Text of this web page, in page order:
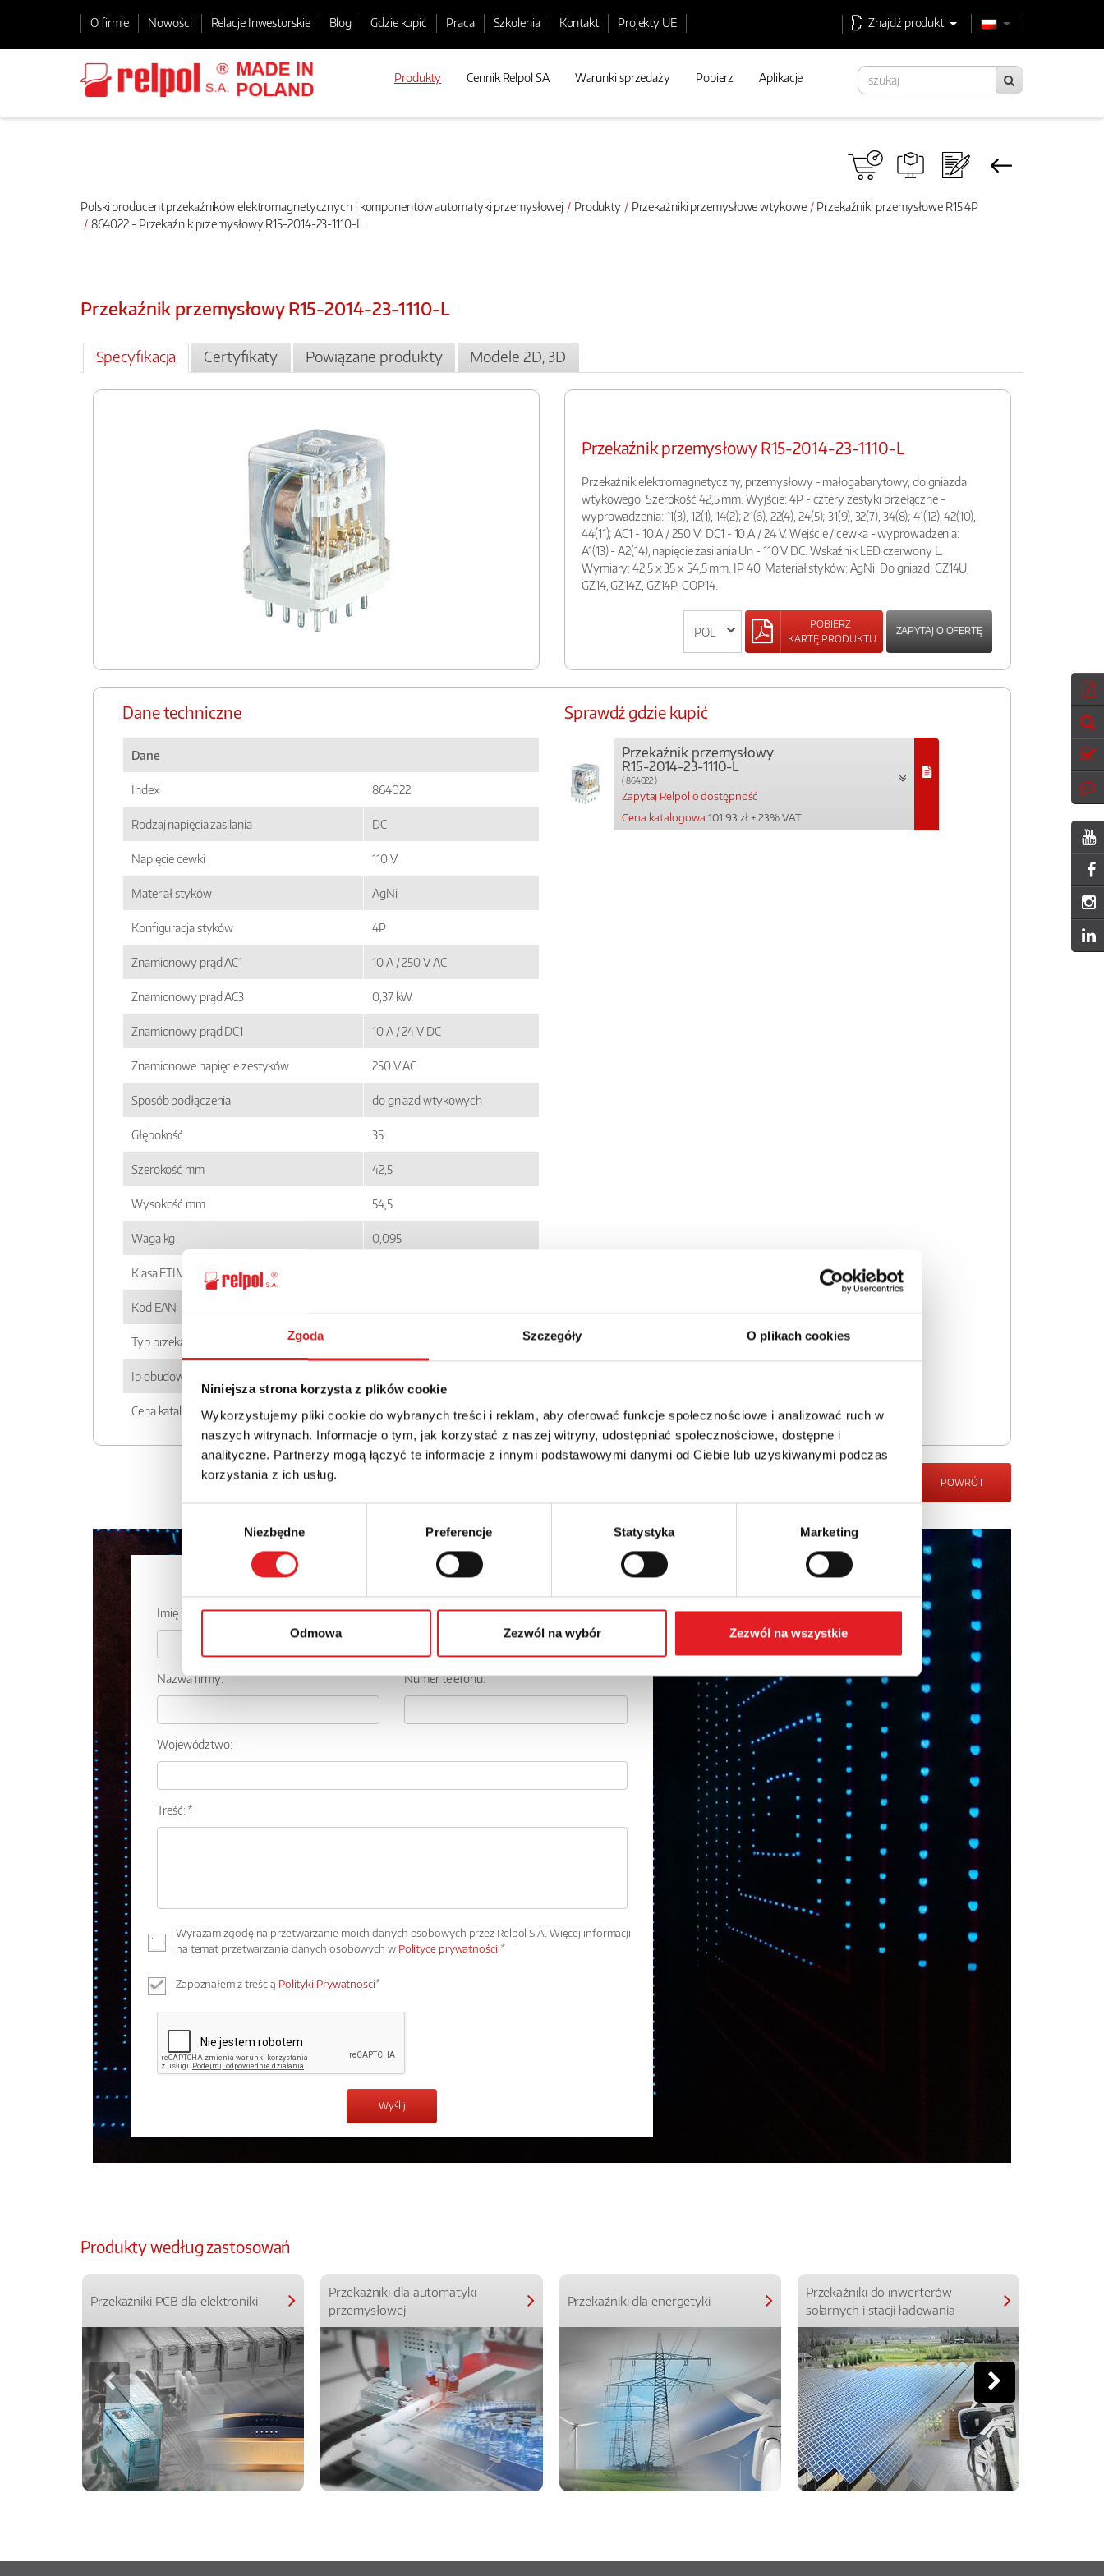
Zgoda Szczegóły O plikach cookies
Niniejsza strona korzysta z plików cookie
Wykorzystujemy pliki cookie do wybranych treści i reklam, aby oferować funkcje społecznościowe i analizować ruch w
naszych witrynach. Informacje o tym, jak korzystać z naszej witryny, udostępniać społecznościowe, dostępne i
analityczne. Partnerzy mogą łączyć te informacje z innymi podstawowymi danymi od Ciebie lub uzyskiwanymi podczas
korzystania z ich usług.
zgody
Niezbędne Preferencje Statystyka Marketing
Odmowa Zezwól na wybór Zezwól na wszystkie
O firmie Nowości Relacje Inwestorskie Blog Gdzie kupić Praca Szkolenia Kontakt Projekty UE Znajdź produkt
Produkty Cennik Relpol SA Warunki sprzedaży Pobierz Aplikacje
Polski producent przekaźników elektromagnetycznych i komponentów automatyki przemysłowej Produkty Przekaźniki przemysłowe wtykowe
Przekaźniki przemysłowe R15 4P
864022 - Przekaźnik przemysłowy R15-2014-23-1110-L
Przekaźnik przemysłowy R15-2014-23-1110-L
Specyfikacja Certyfikaty Powiązane produkty Modele 2D, 3D
Przekaźnik przemysłowy R15-2014-23-1110-L
Przekaźnik elektromagnetyczny, przemysłowy - małogabarytowy, do gniazda
wtykowego. Szerokość 42,5 mm. Wyjście: 4P - cztery zestyki przełączne -
wyprowadzenia: 11(3), 12(1), 14(2); 21(6), 22(4), 24(5); 31(9), 32(7), 34(8); 41(12), 42(10),
44(11); AC1 - 10 A / 250 V; DC1 - 10 A / 24 V. Wejście / cewka - wyprowadzenia:
A1(13) - A2(14), napięcie zasilania Un - 110 V DC. Wskaźnik LED czerwony L.
Wymiary: 42,5 x 35 x 54,5 mm. IP 40. Materiał styków: AgNi. Do gniazd: GZ14U,
GZ14, GZ14Z, GZ14P, GOP14.
POBIERZ
KARTĘ PRODUKTU
ZAPYTAJ O OFERTĘ
Dane techniczne
Dane
Index 864022
Rodzaj napięcia zasilania DC
Napięcie cewki 110 V
Materiał styków AgNi
Konfiguracja styków 4P
Znamionowy prąd AC1 10 A / 250 V AC
Znamionowy prąd AC3 0,37 kW
Znamionowy prąd DC1 10 A / 24 V DC
Znamionowe napięcie zestyków 250 V AC
Sposób podłączenia do gniazd wtykowych
Głębokość 35
Szerokość mm 42,5
Wysokość mm 54,5
Waga kg 0,095
Klasa ETIM
Kod EAN
Typ przekaźnika
Ip obudowy
Cena katalogowa 101.93zł + 23% VAT
Sprawdź gdzie kupić
Przekaźnik przemysłowy
R15-2014-23-1110-L
( 864022 )
Zapytaj Relpol o dostępność
Cena katalogowa 101.93 zł + 23% VAT
POWRÓT
Zapytaj o szczegóły oferty
Imię i nazwisko: * Adres e-mail: *
Nazwa firmy: Numer telefonu:
Województwo:
Treść: *
Wyrażam zgodę na przetwarzanie moich danych osobowych przez Relpol S.A. Więcej informacji
na temat przetwarzania danych osobowych w Polityce prywatności.*
Zapoznałem z treścią Polityki Prywatności*
Produkty według zastosowań
Przekaźniki PCB dla elektroniki
Przekaźniki dla automatyki
przemysłowej
Przekaźniki dla energetyki
Przekaźniki do inwerterów
solarnych i stacji ładowania